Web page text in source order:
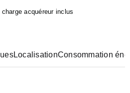
charge acquéreur inclus
LocalisationConsommation